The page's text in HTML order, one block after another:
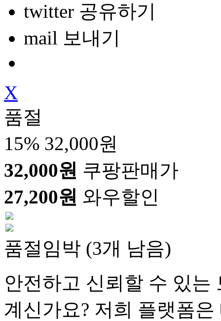
twitter 공유하기
mail 보내기
X
품절
15% 32,000원
32,000원 쿠팡판매가
27,200원 와우할인
품절임박 (3개 남음)
안전하고 신뢰할 수 있는
계신가요? 저희 플랫폼